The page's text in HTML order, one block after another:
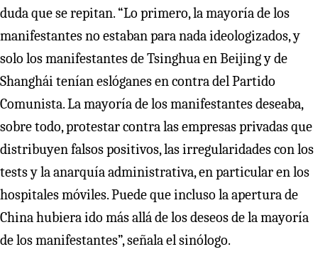
duda que se repitan. “Lo primero, la mayoría de los
manifestantes no estaban para nada ideologizados, y
solo los manifestantes de Tsinghua en Beijing y de
Shanghái tenían eslóganes en contra del Partido
Comunista. La mayoría de los manifestantes deseaba,
sobre todo, protestar contra las empresas privadas que
distribuyen falsos positivos, las irregularidades con los
tests y la anarquía administrativa, en particular en los
hospitales móviles. Puede que incluso la apertura de
China hubiera ido más allá de los deseos de la mayoría
de los manifestantes”, señala el sinólogo.